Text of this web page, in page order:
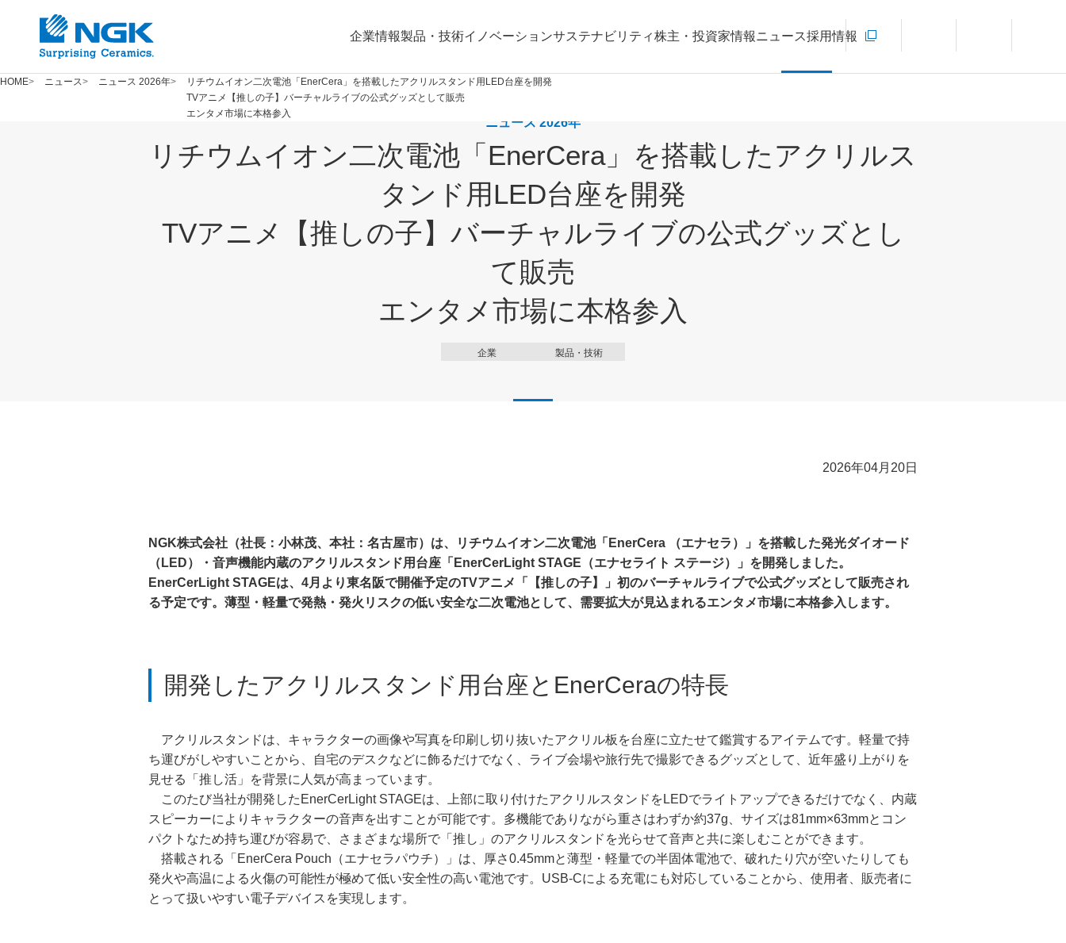
企業情報製品・技術イノベーションサステナビリティ株主・投資家情報ニュース採用情報
新規ウィンドウを開きます
言語切り替えメニューを開く
HOME ニュース ニュース 2026年
リチウムイオン二次電池「EnerCera」を搭載したアクリルスタンド用LED台座を開発
TVアニメ【推しの子】バーチャルライブの公式グッズとして販売
エンタメ市場に本格参入
ニュース 2026年
リチウムイオン二次電池「EnerCera」を搭載したアクリルス
タンド用LED台座を開発
TVアニメ【推しの子】バーチャルライブの公式グッズとし
て販売
エンタメ市場に本格参入
企業 製品・技術
2026年04月20日
NGK株式会社（社長：小林茂、本社：名古屋市）は、リチウムイオン二次電池「EnerCera （エナセラ）」を搭載した発光ダイオード
（LED）・音声機能内蔵のアクリルスタンド用台座「EnerCerLight STAGE（エナセライト ステージ）」を開発しました。
EnerCerLight STAGEは、4月より東名阪で開催予定のTVアニメ「【推しの子】」初のバーチャルライブで公式グッズとして販売され
る予定です。薄型・軽量で発熱・発火リスクの低い安全な二次電池として、需要拡大が見込まれるエンタメ市場に本格参入します。
開発したアクリルスタンド用台座とEnerCeraの特長
アクリルスタンドは、キャラクターの画像や写真を印刷し切り抜いたアクリル板を台座に立たせて鑑賞するアイテムです。軽量で持
ち運びがしやすいことから、自宅のデスクなどに飾るだけでなく、ライブ会場や旅行先で撮影できるグッズとして、近年盛り上がりを
見せる「推し活」を背景に人気が高まっています。
このたび当社が開発したEnerCerLight STAGEは、上部に取り付けたアクリルスタンドをLEDでライトアップできるだけでなく、内蔵
スピーカーによりキャラクターの音声を出すことが可能です。多機能でありながら重さはわずか約37g、サイズは81mm×63mmとコン
パクトなため持ち運びが容易で、さまざまな場所で「推し」のアクリルスタンドを光らせて音声と共に楽しむことができます。
搭載される「EnerCera Pouch（エナセラパウチ）」は、厚さ0.45mmと薄型・軽量での半固体電池で、破れたり穴が空いたりしても
発火や高温による火傷の可能性が極めて低い安全性の高い電池です。USB-Cによる充電にも対応していることから、使用者、販売者に
とって扱いやすい電子デバイスを実現します。